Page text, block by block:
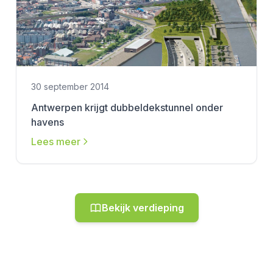
30 september 2014
Antwerpen krijgt dubbeldekstunnel onder
havens
Lees meer
Bekijk verdieping